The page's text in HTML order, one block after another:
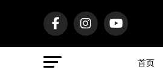
首页